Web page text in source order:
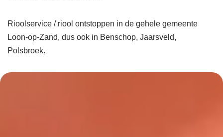
Rioolservice / riool ontstoppen in de gehele gemeente
Loon-op-Zand, dus ook in Benschop, Jaarsveld,
Polsbroek.